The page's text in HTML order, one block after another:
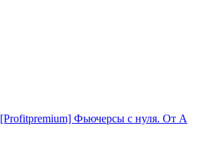
[Profitpremium] Фьючерсы с нуля. От А